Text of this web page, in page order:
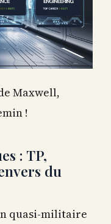
Maxwell,
!
: TP,
du
quasi-militaire